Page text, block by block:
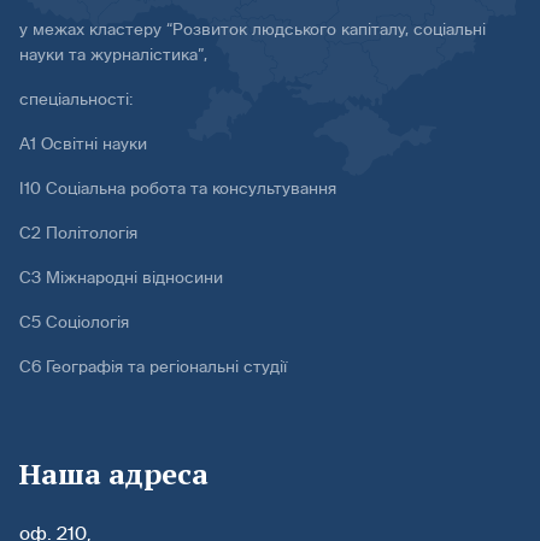
у межах кластеру “Розвиток людського капіталу, соціальні
науки та журналістика”,
спеціальності:
А1 Освітні науки
І10 Соціальна робота та консультування
С2 Політологія
С3 Міжнародні відносини
С5 Соціологія
С6 Географія та регіональні студії
Наша адреса
оф. 210,